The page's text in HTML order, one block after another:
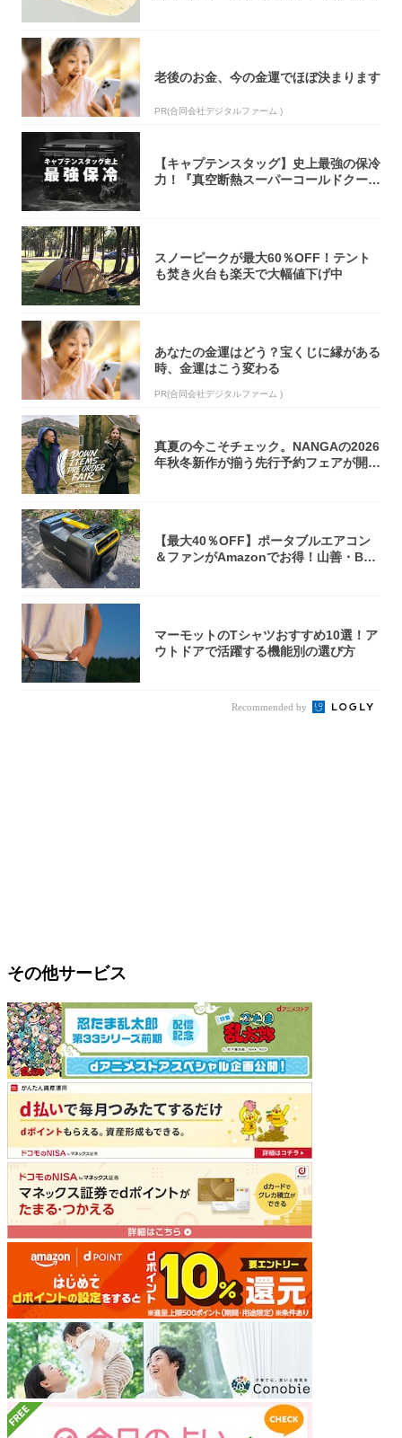
老後のお金、今の金運でほぼ決まります
PR(合同会社デジタルファーム )
【キャプテンスタッグ】史上最強の保冷
力！『真空断熱スーパーコールドクーラ
スノーピークが最大60％OFF！テント
も焚き火台も楽天で大幅値下げ中
あなたの金運はどう？宝くじに縁がある
時、金運はこう変わる
PR(合同会社デジタルファーム )
真夏の今こそチェック。NANGAの2026
年秋冬新作が揃う先行予約フェアが開催
【最大40％OFF】ポータブルエアコン
＆ファンがAmazonでお得！山善・Bo
マーモットのTシャツおすすめ10選！ア
ウトドアで活躍する機能別の選び方
Recommended by
その他サービス